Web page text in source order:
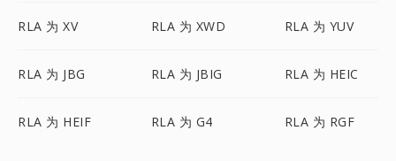
RLA 为 XV RLA 为 XWD RLA 为 YUV
RLA 为 JBG RLA 为 JBIG RLA 为 HEIC
RLA 为 HEIF RLA 为 G4 RLA 为 RGF